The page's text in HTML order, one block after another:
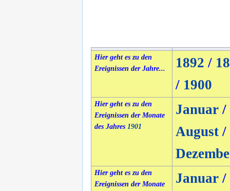
Hier geht es zu den
Ereignissen der Jahre...
1892 /
/ 1900
Hier geht es zu den
Ereignissen der Monate
des Jahres 1901
Januar/
August/
Hier geht es zu den
Ereignissen der Monate
Januar/